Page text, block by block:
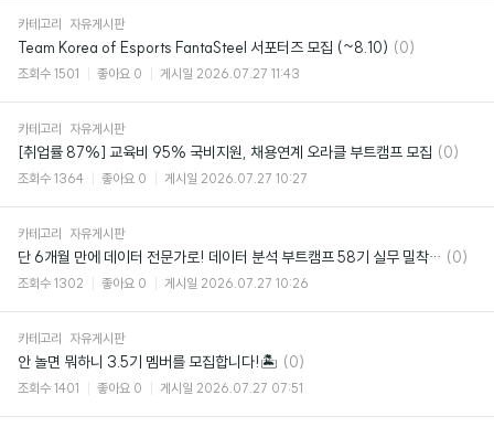
카테고리 자유게시판
Team Korea of Esports FantaSteel 서포터즈 모집 (~8.10) 댓
(0)
조회수 1501 좋아요 0 게시일 2026.07.27 11:43
카테고리 자유게시판
[취업률 87%] 교육비 95% 국비지원, 채용연계 오라클 부트캠프 모집 댓
(0)
조회수 1364 좋아요 0 게시일 2026.07.27 10:27
카테고리 자유게시판
단 6개월 만에 데이터 전문가로! 데이터 분석 부트캠프 58기 실무 밀착형 커리큘럼 댓
(0)
조회수 1302 좋아요 0 게시일 2026.07.27 10:26
카테고리 자유게시판
안 놀면 뭐하니 3.5기 멤버를 모집합니다!🏝 댓
글
(0)
조회수 1401 좋아요 0 게시일 2026.07.27 07:51